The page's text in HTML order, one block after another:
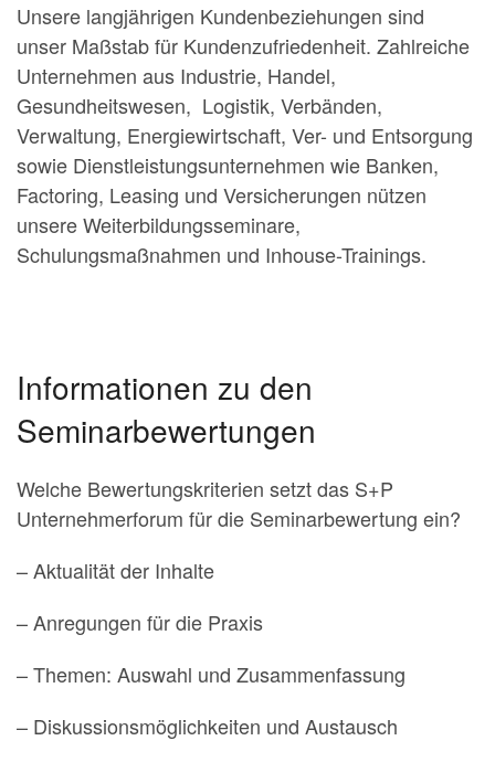
Unsere langjährigen Kundenbeziehungen sind
unser Maßstab für Kundenzufriedenheit. Zahlreiche
Unternehmen aus Industrie, Handel,
Gesundheitswesen, Logistik, Verbänden,
Verwaltung, Energiewirtschaft, Ver- und Entsorgung
sowie Dienstleistungsunternehmen wie Banken,
Factoring, Leasing und Versicherungen nützen
unsere Weiterbildungsseminare,
Schulungsmaßnahmen und Inhouse-Trainings.
Informationen zu den
Seminarbewertungen
Welche Bewertungskriterien setzt das S+P
Unternehmerforum für die Seminarbewertung ein?
– Aktualität der Inhalte
– Anregungen für die Praxis
– Themen: Auswahl und Zusammenfassung
– Diskussionsmöglichkeiten und Austausch